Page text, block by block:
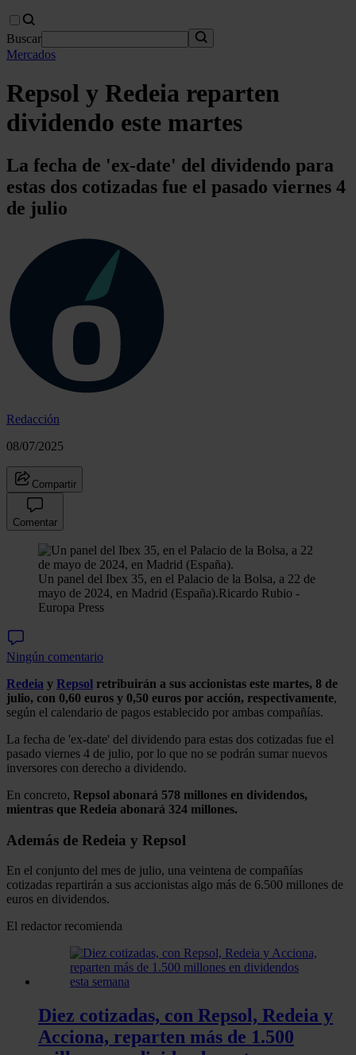
Buscar
Mercados
Repsol y Redeia reparten
dividendo este martes
La fecha de 'ex-date' del dividendo para
estas dos cotizadas fue el pasado viernes 4
de julio
Redacción
08/07/2025
Compartir
Comentar
Un panel del Ibex 35, en el Palacio de la Bolsa, a 22 de
mayo de 2024, en Madrid (España).Ricardo Rubio -
Europa Press
Ningún comentario
Redeia y Repsol retribuirán a sus accionistas este martes, 8 de
julio, con 0,60 euros y 0,50 euros por acción, respectivamente,
según el calendario de pagos establecido por ambas compañías.
La fecha de 'ex-date' del dividendo para estas dos cotizadas fue el
pasado viernes 4 de julio, por lo que no se podrán sumar nuevos
inversores con derecho a dividendo.
En concreto, Repsol abonará 578 millones en dividendos,
mientras que Redeia abonará 324 millones.
Además de Redeia y Repsol
En el conjunto del mes de julio, una veintena de compañías
cotizadas repartirán a sus accionistas algo más de 6.500 millones de
euros en dividendos.
El redactor recomienda
Diez cotizadas, con Repsol, Redeia y
Acciona, reparten más de 1.500